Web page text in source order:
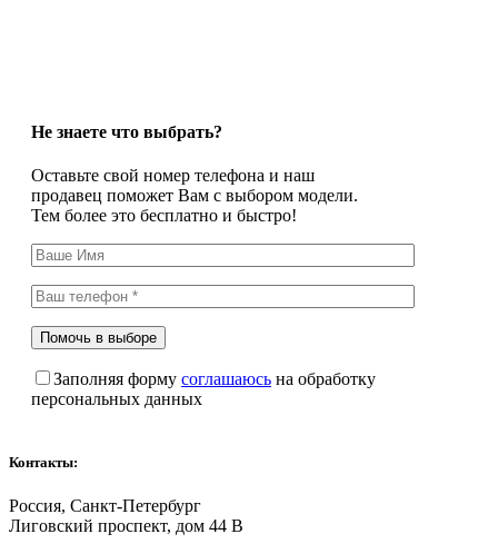
Не знаете что выбрать?
Оставьте свой номер телефона и наш
продавец поможет Вам с выбором модели.
Тем более это бесплатно и быстро!
Заполняя форму соглашаюсь на обработку
персональных данных
Контакты:
Россия, Санкт-Петербург
Лиговский проспект, дом 44 В